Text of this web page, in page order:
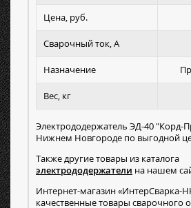
Цена, руб.
Сварочный ток, А
Назначение
Вес, кг
Электрододержатель ЭД-40 "Корд-
Нижнем Новгороде по выгодной
Также другие товары из каталога
электрододержатели на нашем
Интернет-магазин «ИнтерСварка-
качественные товары сварочного